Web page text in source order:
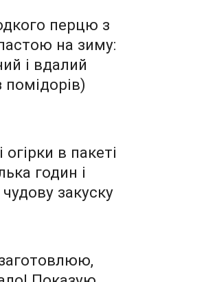
перцю з
на зиму:
і вдалий
помідорів)
в пакеті
годин і
закуску